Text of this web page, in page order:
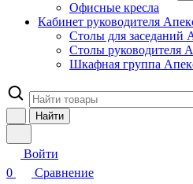
Офисные кресла
Кабинет руководителя
Столы для заседаний
Столы руководителя
Шкафная группа
Найти
Войти
0
Сравнение